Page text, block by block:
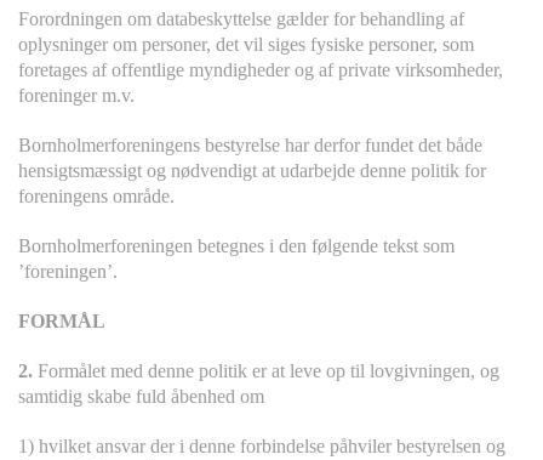
Forordningen om databeskyttelse gælder for behandling af
oplysninger om personer, det vil siges fysiske personer, som
foretages af offentlige myndigheder og af private virksomheder,
foreninger m.v.
Bornholmerforeningens bestyrelse har derfor fundet det både
hensigtsmæssigt og nødvendigt at udarbejde denne politik for
foreningens område.
Bornholmerforeningen betegnes i den følgende tekst som
’foreningen’.
FORMÅL
2. Formålet med denne politik er at leve op til lovgivningen, og
samtidig skabe fuld åbenhed om
1) hvilket ansvar der i denne forbindelse påhviler bestyrelsen og